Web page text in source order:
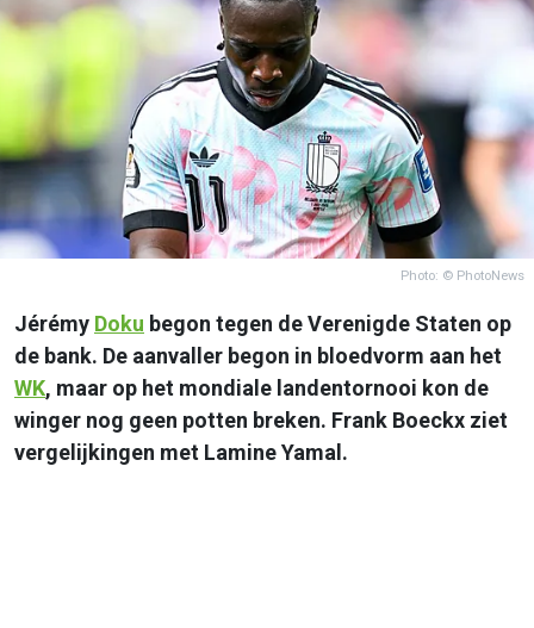
Photo: © PhotoNews
Jérémy Doku begon tegen de Verenigde Staten op
de bank. De aanvaller begon in bloedvorm aan het
WK, maar op het mondiale landentornooi kon de
winger nog geen potten breken. Frank Boeckx ziet
vergelijkingen met Lamine Yamal.